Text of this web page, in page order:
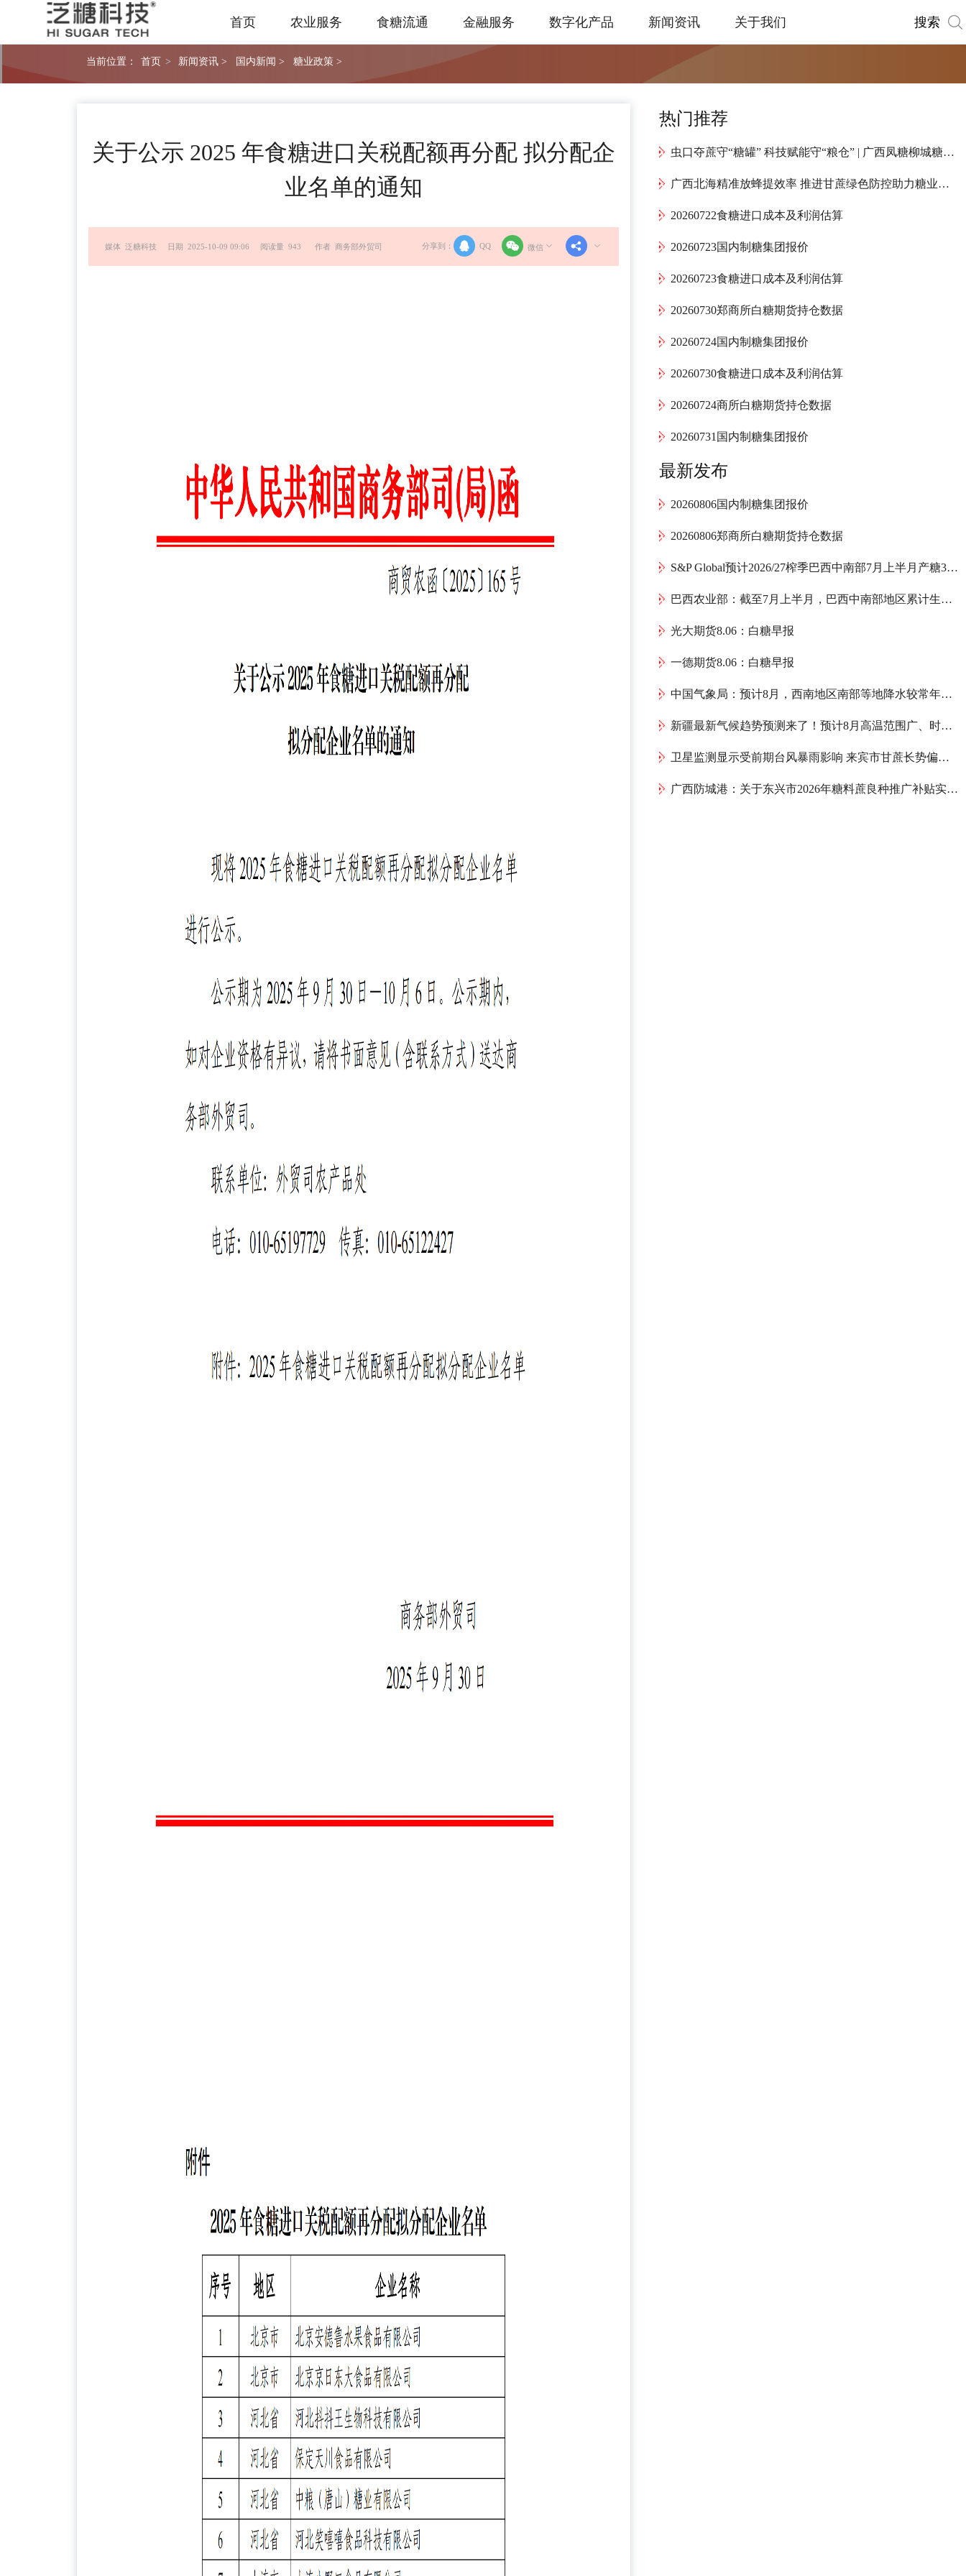
首页 农业服务 食糖流通 金融服务 数字化产品 新闻资讯 关于我们 搜索
当前位置： 首页 > 新闻资讯 > 国内新闻 > 糖业政策 >
关于公示 2025 年食糖进口关税配额再分配 拟分配企
业名单的通知
分享到： QQ 微信
媒体 泛糖科技 日期 2025-10-09 09:06 阅读量 943 作者 商务部外贸司
热门推荐
虫口夺蔗守“糖罐” 科技赋能守“粮仓” | 广西凤糖柳城糖厂全力护航“甜蜜产业”高质量发展
广西北海精准放蜂提效率 推进甘蔗绿色防控助力糖业提质增效
20260722食糖进口成本及利润估算
20260723国内制糖集团报价
20260723食糖进口成本及利润估算
20260730郑商所白糖期货持仓数据
20260724国内制糖集团报价
20260730食糖进口成本及利润估算
20260724商所白糖期货持仓数据
20260731国内制糖集团报价
最新发布
20260806国内制糖集团报价
20260806郑商所白糖期货持仓数据
S&P Global预计2026/27榨季巴西中南部7月上半月产糖314万吨，同比下降8.3%
巴西农业部：截至7月上半月，巴西中南部地区累计生产乙醇139.5亿升
光大期货8.06：白糖早报
一德期货8.06：白糖早报
中国气象局：预计8月，西南地区南部等地降水较常年同期偏多，存在阶段性暴雨洪涝等风险
新疆最新气候趋势预测来了！预计8月高温范围广、时间长
卫星监测显示受前期台风暴雨影响 来宾市甘蔗长势偏弱 需加强管理
广西防城港：关于东兴市2026年糖料蔗良种推广补贴实际发放公示